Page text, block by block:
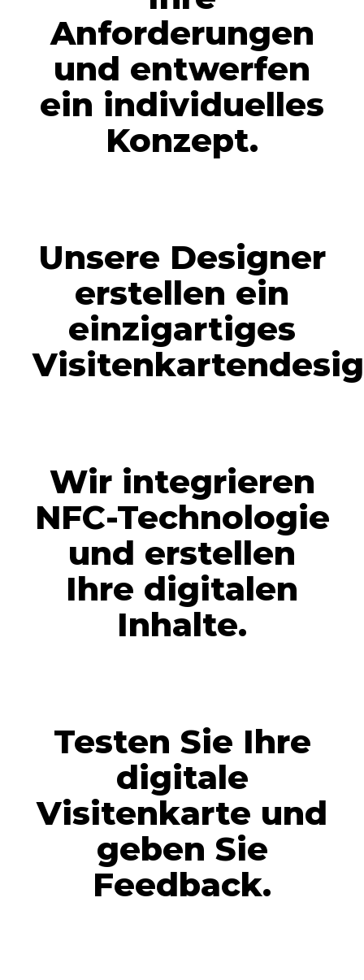
Anforderungen
und entwerfen
ein individuelles
Konzept.
Unsere Designer
erstellen ein
einzigartiges
Wir integrieren
NFC-Technologie
und erstellen
Ihre digitalen
Inhalte.
Testen Sie Ihre
digitale
Visitenkarte und
geben Sie
Feedback.